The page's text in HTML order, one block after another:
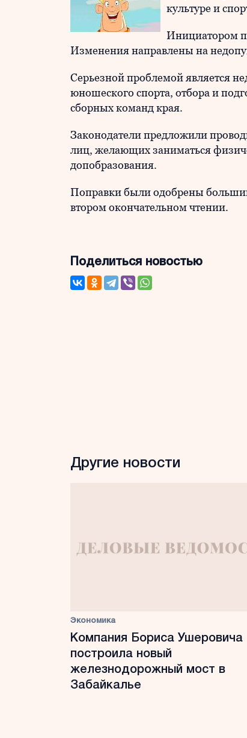
культуре и
Инициатором
Изменения направлены на
Серьезной проблемой является
юношеского спорта, отбора и
сборных команд края.
Законодатели предложили
лиц, желающих заниматься
допобразования.
Поправки были одобрены
втором окончательном чтении.
Поделиться новостью
Другие новости
Экономика
Компания Бориса Ушеровича
построила новый
железнодорожный мост в
Забайкалье